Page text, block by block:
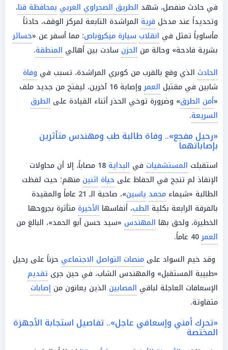
في حادث منفصل، شهد الطريق الصحراوي الغربي بمحافظة قنا،
وتحديداً عند مدخل قرية المراشدة التابعة لمركز الوقف، حادثاً
مأساوياً تمثل في انقلاب سيارة ميكروباص؛ مما أسفر عن «خسائر
بشرية فادحة» وحالة من الحزن سادت بين أهالي المنطقة.
الحادث الذي وقع بالقرب من كوبري المراشدة، تسبب في وفاة
شابين في مقتبل العمر
وإصابة 16 آخرين، ليفتح من جديد ملف
«أمن الطرق» وضرورة توخي الحذر أثناء القيادة على الطرق
السريعة.
«رحيل مفجع».. وفاة طالبة طب ومهندس متأثرين
بإصاباتهما
استقبلت المستشفيات في البداية
18 مصاباً، إلا أن محاولات
الإنقاذ لم تنجح في الحفاظ على حياة اثنين منهم؛ حيث لفظت
الطالبة «شيماء محمد ياسين
»، صاحبة الـ 21 عاماً والمقيدة
بالفرقة الرابعة بكلية الطب، أنفاسها الأخيرة متأثرة بجروحها
الخطيرة، ولحق بها المهندس «سيد حسن أبو الحمد»، البالغ من
العمر40 عاماً.
وقد خيم السواد على منصات التواصل الاجتماعي حزناً على رحيل
«طبيبة المستقبل» والمهندس الشاب، في حين جرى تقديم
الإسعافات العاجلة لباقي المصابين الذين يعانون من إصابات
متفاوتة.
«تحرك أمني وإسعافي عاجل».. تفاصيل استجابة الأجهزة
المختصة